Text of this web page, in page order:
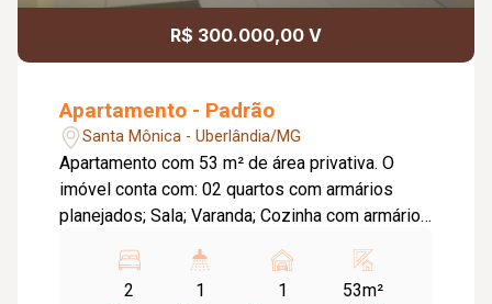
R$ 300.000,00 V
Apartamento - Padrão
Santa Mônica - Uberlândia/MG
Apartamento com 53 m² de área privativa. O
imóvel conta com: 02 quartos com armários
planejados; Sala; Varanda; Cozinha com armários
garagem; Informações complementares: 01º
andar; Próximo a faculdade da região; Não
2
1
1
53m²